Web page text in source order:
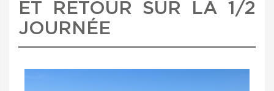
ET RETOUR SUR LA 1/2
JOURNÉE